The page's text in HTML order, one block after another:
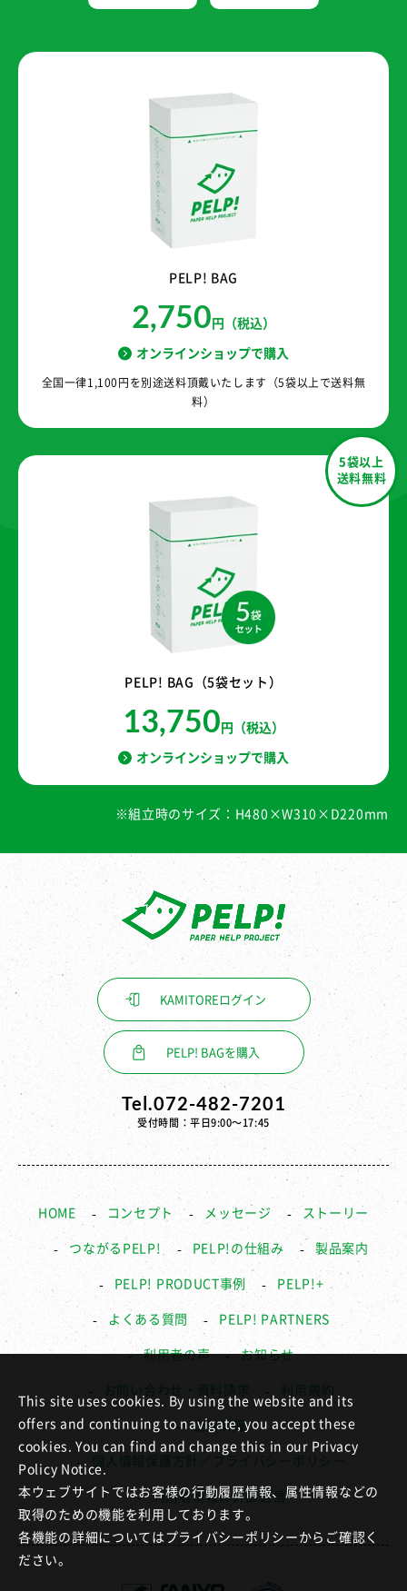
PELP! BAG
2,750 円（税込）
オンラインショップで購入
全国一律1,100円を別途送料頂戴いたします（5袋以上で送料無
料）
5袋以上
送料無料
PELP! BAG（5袋セット）
13,750 円（税込）
オンラインショップで購入
※組立時のサイズ：H480×W310×D220mm
KAMITORE ログイン
PELP! BAGを購入
Tel.072-482-7201
受付時間：平日9:00〜17:45
HOME コンセプト メッセージ ストーリー
つながるPELP! PELP!の仕組み 製品案内
PELP! PRODUCT事例 PELP!+
よくある質問 PELP! PARTNERS
利用者の声 お知らせ
お問い合わせ・資料請求 利用規約
企業情報
個人情報保護方針／プライバシーポリシー
利用者情報の外部送信
This site uses cookies. By using the website and its
offers and continuing to navigate, you accept these
cookies. You can find and change this in our Privacy
Policy Notice.
本ウェブサイトではお客様の行動履歴情報、属性情報などの
取得のための機能を利用しております。
各機能の詳細についてはプライバシーポリシーからご確認く
ださい。